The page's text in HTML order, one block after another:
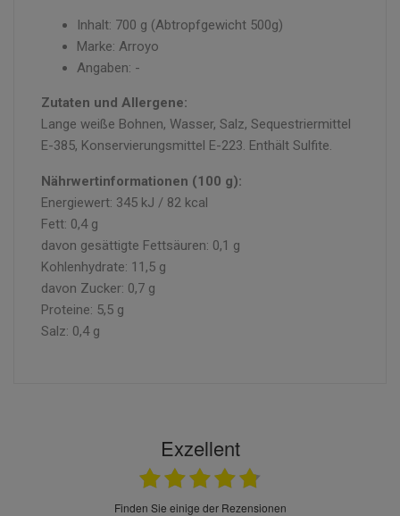
Inhalt: 700 g (Abtropfgewicht 500g)
Marke: Arroyo
Angaben: -
Zutaten und Allergene:
Lange weiße Bohnen, Wasser, Salz, Sequestriermittel
E-385, Konservierungsmittel E-223. Enthält Sulfite.
Nährwertinformationen (100 g):
Energiewert: 345 kJ / 82 kcal
Fett: 0,4 g
davon gesättigte Fettsäuren: 0,1 g
Kohlenhydrate: 11,5 g
davon Zucker: 0,7 g
Proteine: 5,5 g
Salz: 0,4 g
Exzellent
finden Sie einige der Rezensionen